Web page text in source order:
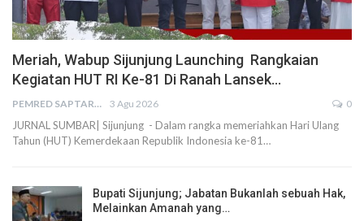
Meriah, Wabup Sijunjung Launching Rangkaian
Kegiatan HUT RI Ke-81 Di Ranah Lansek…
PEMRED SAPTARIUS 3 Agu 2026 0
JURNAL SUMBAR| Sijunjung - Dalam rangka memeriahkan Hari Ulang
Tahun (HUT) Kemerdekaan Republik Indonesia ke-81…
Bupati Sijunjung; Jabatan Bukanlah sebuah Hak,
Melainkan Amanah yang…